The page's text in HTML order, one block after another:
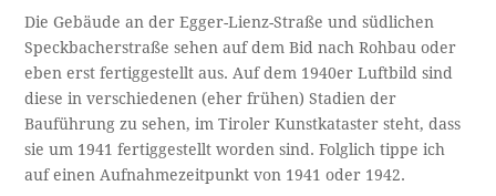
Die Gebäude an der Egger-Lienz-Straße und südlichen
Speckbacherstraße sehen auf dem Bid nach Rohbau oder
eben erst fertiggestellt aus. Auf dem 1940er Luftbild sind
diese in verschiedenen (eher frühen) Stadien der
Bauführung zu sehen, im Tiroler Kunstkataster steht, dass
sie um 1941 fertiggestellt worden sind. Folglich tippe ich
auf einen Aufnahmezeitpunkt von 1941 oder 1942.